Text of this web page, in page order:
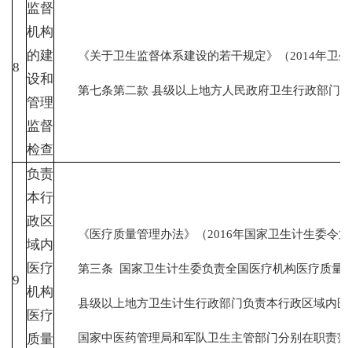
8
监督
机构
的建
设和
管理
监督
检查
《关于卫生监督体系建设的若干规定》（2014年卫生
第七条第二款 县级以上地方人民政府卫生行政部门
9
负责
本行
政区
域内
医疗
机构
医疗
质量
《医疗质量管理办法》（2016年国家卫生计生委令第
第三条 国家卫生计生委负责全国医疗机构医疗质量
县级以上地方卫生计生行政部门负责本行政区域内医
国家中医药管理局和军队卫生主管部门分别在职责范